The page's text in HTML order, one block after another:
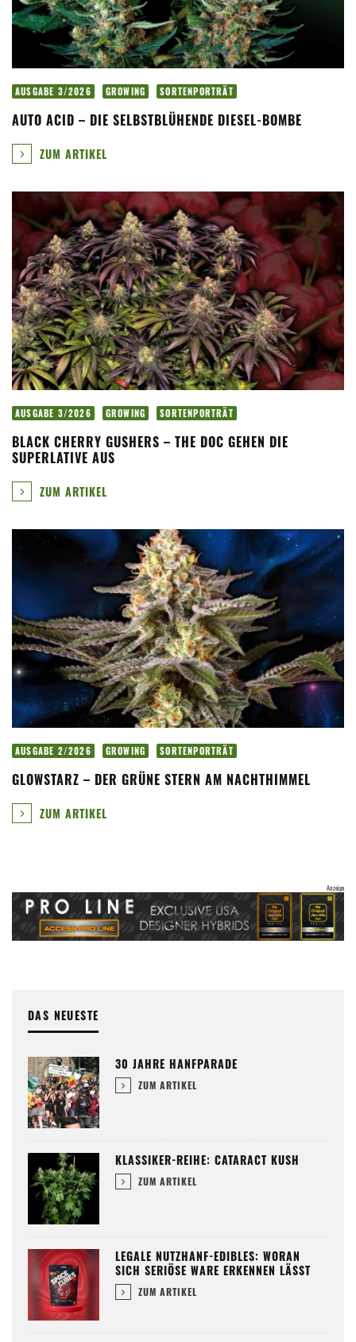
AUSGABE 3/2026 GROWING SORTENPORTRÄT
AUTO ACID – DIE SELBSTBLÜHENDE DIESEL-BOMBE
ZUM ARTIKEL
AUSGABE 3/2026 GROWING SORTENPORTRÄT
BLACK CHERRY GUSHERS – THE DOC GEHEN DIE
SUPERLATIVE AUS
ZUM ARTIKEL
AUSGABE 2/2026 GROWING SORTENPORTRÄT
GLOWSTARZ – DER GRÜNE STERN AM NACHTHIMMEL
ZUM ARTIKEL
DAS NEUESTE
30 JAHRE HANFPARADE
ZUM ARTIKEL
KLASSIKER-REIHE: CATARACT KUSH
ZUM ARTIKEL
LEGALE NUTZHANF-EDIBLES: WORAN
SICH SERIÖSE WARE ERKENNEN LÄSST
ZUM ARTIKEL